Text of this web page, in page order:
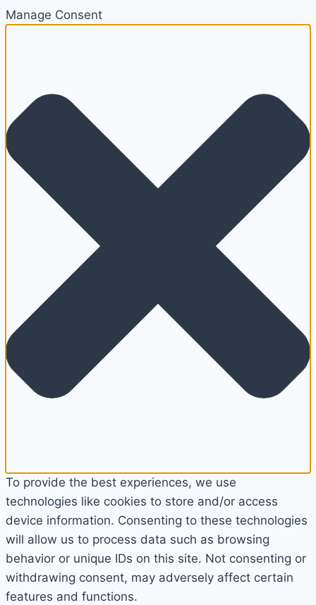
Manage Consent
To provide the best experiences, we use
technologies like cookies to store and/or access
device information. Consenting to these technologies
will allow us to process data such as browsing
behavior or unique IDs on this site. Not consenting or
withdrawing consent, may adversely affect certain
features and functions.